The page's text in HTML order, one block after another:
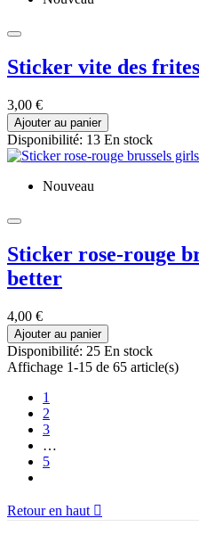
Sticker vite des frites
3,00 €
Ajouter au panier
Disponibilité: 13 En stock
Nouveau
Sticker rose-rouge
better
4,00 €
Ajouter au panier
Disponibilité: 25 En stock
Affichage 1-15 de 65 article(s)
1
2
3
…
5
Retour en haut 